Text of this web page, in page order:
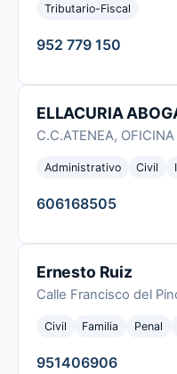
Tributario-Fiscal
952 779 150
ELLACURIA
C.C.ATENEA,
Administrativo Civil
606168505
Ernesto Ruiz
Calle Francisco del
Civil Familia Penal
951406906